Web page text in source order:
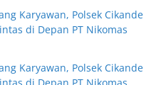
Karyawan, Polsek Cikande
di Depan PT Nikomas
Karyawan, Polsek Cikande